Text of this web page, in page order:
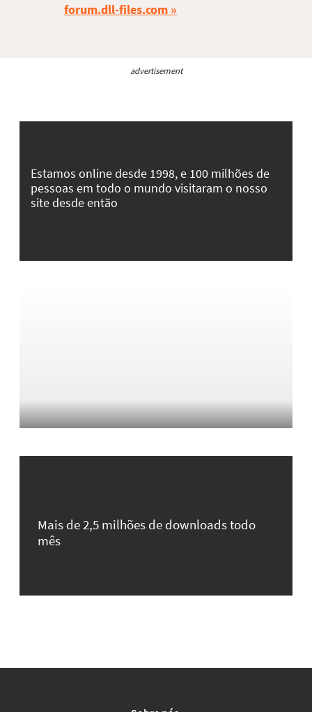
forum.dll-files.com
advertisement
Estamos online desde 1998, e 100 milhões de
pessoas em todo o mundo visitaram o nosso
site desde então
Mais de 2,5 milhões de downloads todo
mês